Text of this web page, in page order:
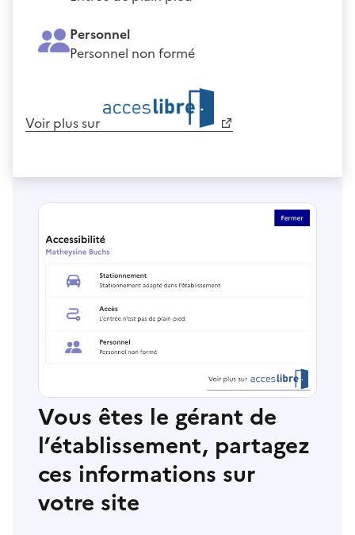
Personnel
Personnel non formé
Voir plus sur
Vous êtes le gérant de
l’établissement, partagez
ces informations sur
votre site